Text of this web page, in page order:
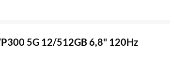
5G 12/512GB 6,8" 120Hz